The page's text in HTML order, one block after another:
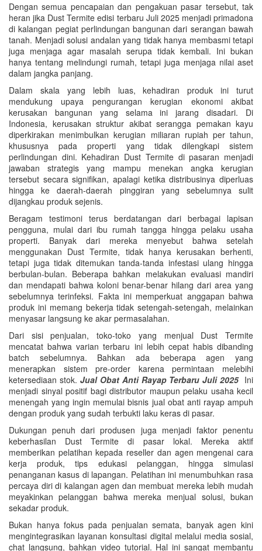
Dengan semua pencapaian dan pengakuan pasar tersebut, tak
heran jika Dust Termite edisi terbaru Juli 2025 menjadi primadona
di kalangan pegiat perlindungan bangunan dari serangan bawah
tanah. Menjadi solusi andalan yang tidak hanya membasmi tetapi
juga menjaga agar masalah serupa tidak kembali. Ini bukan
hanya tentang melindungi rumah, tetapi juga menjaga nilai aset
dalam jangka panjang.
Dalam skala yang lebih luas, kehadiran produk ini turut
mendukung upaya pengurangan kerugian ekonomi akibat
kerusakan bangunan yang selama ini jarang disadari. Di
Indonesia, kerusakan struktur akibat serangga pemakan kayu
diperkirakan menimbulkan kerugian miliaran rupiah per tahun,
khususnya pada properti yang tidak dilengkapi sistem
perlindungan dini. Kehadiran Dust Termite di pasaran menjadi
jawaban strategis yang mampu menekan angka kerugian
tersebut secara signifikan, apalagi ketika distribusinya diperluas
hingga ke daerah-daerah pinggiran yang sebelumnya sulit
dijangkau produk sejenis.
Beragam testimoni terus berdatangan dari berbagai lapisan
pengguna, mulai dari ibu rumah tangga hingga pelaku usaha
properti. Banyak dari mereka menyebut bahwa setelah
menggunakan Dust Termite, tidak hanya kerusakan berhenti,
tetapi juga tidak ditemukan tanda-tanda infestasi ulang hingga
berbulan-bulan. Beberapa bahkan melakukan evaluasi mandiri
dan mendapati bahwa koloni benar-benar hilang dari area yang
sebelumnya terinfeksi. Fakta ini memperkuat anggapan bahwa
produk ini memang bekerja tidak setengah-setengah, melainkan
menyasar langsung ke akar permasalahan.
Dari sisi penjualan, toko-toko yang menjual Dust Termite
mencatat bahwa varian terbaru ini lebih cepat habis dibanding
batch sebelumnya. Bahkan ada beberapa agen yang
menerapkan sistem pre-order karena permintaan melebihi
ketersediaan stok. Jual Obat Anti Rayap Terbaru Juli 2025Ini
menjadi sinyal positif bagi distributor maupun pelaku usaha kecil
menengah yang ingin memulai bisnis jual obat anti rayap ampuh
dengan produk yang sudah terbukti laku keras di pasar.
Dukungan penuh dari produsen juga menjadi faktor penentu
keberhasilan Dust Termite di pasar lokal. Mereka aktif
memberikan pelatihan kepada reseller dan agen mengenai cara
kerja produk, tips edukasi pelanggan, hingga simulasi
penanganan kasus di lapangan. Pelatihan ini menumbuhkan rasa
percaya diri di kalangan agen dan membuat mereka lebih mudah
meyakinkan pelanggan bahwa mereka menjual solusi, bukan
sekadar produk.
Bukan hanya fokus pada penjualan semata, banyak agen kini
mengintegrasikan layanan konsultasi digital melalui media sosial,
chat langsung, bahkan video tutorial. Hal ini sangat membantu